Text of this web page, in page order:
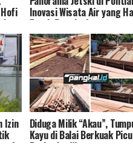
Inovasi Wisata Air yang
Patuh Regulasi
Izin Diduga Milik “Akau”,
Kayu di Balai Berkuak Picu
Perhatian Warganet